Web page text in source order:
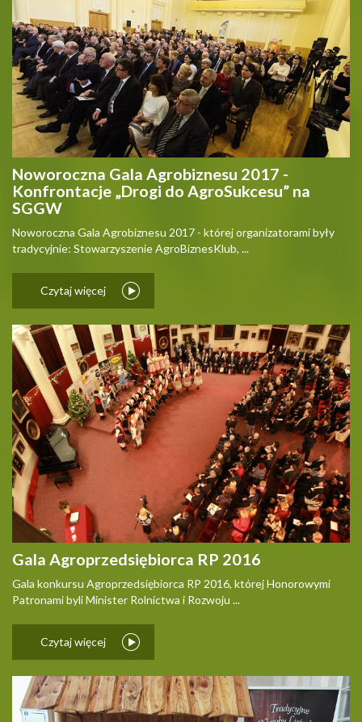
Noworoczna Gala Agrobiznesu 2017 -
Konfrontacje „Drogi do AgroSukcesu” na
SGGW
Noworoczna Gala Agrobiznesu 2017 - której organizatorami były
tradycyjnie: Stowarzyszenie AgroBiznesKlub, ...
Czytaj więcej
Gala Agroprzedsiębiorca RP 2016
Gala konkursu Agroprzedsiębiorca RP 2016, której Honorowymi
Patronami byli Minister Rolnictwa i Rozwoju ...
Czytaj więcej